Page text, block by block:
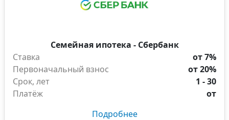
Семейная ипотека - Сбербанк
Ставка
от 7%
Первоначальный взнос
от 20%
Срок, лет
1 - 30
Платёж
от
Подробнее